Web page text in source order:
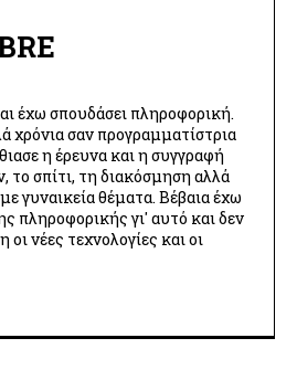
έχω σπουδάσει πληροφορική.
χρόνια σαν προγραμματίστρια
η έρευνα και η συγγραφή
το σπίτι, τη διακόσμηση αλλά
με γυναικεία θέματα. Βέβαια έχω
πληροφορικής γι' αυτό και δεν
νέες τεχνολογίες και οι